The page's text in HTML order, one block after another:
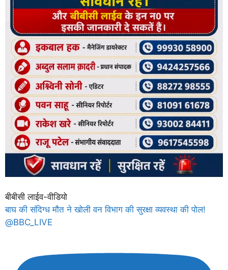
बीबीसी लाईव-वीडियो
बाघ की संदिग्ध मौत ने खोली वन विभाग की सुरक्षा व्यवस्था की पोल!
@BBC_LIVE